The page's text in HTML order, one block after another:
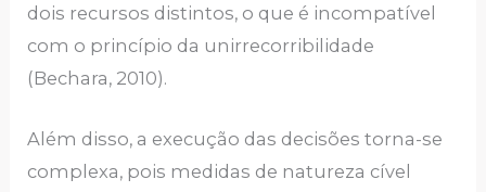
dois recursos distintos, o que é incompatível
com o princípio da unirrecorribilidade
(Bechara, 2010).
Além disso, a execução das decisões torna-se
complexa, pois medidas de natureza cível